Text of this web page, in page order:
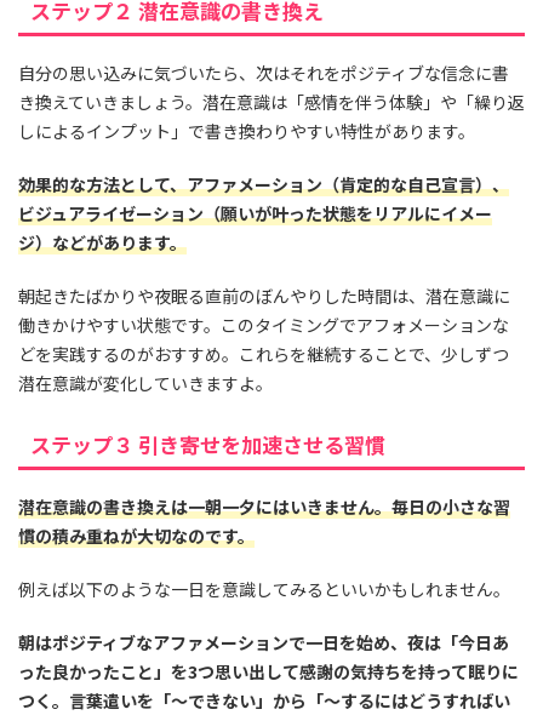
ステップ２ 潜在意識の書き換え
自分の思い込みに気づいたら、次はそれをポジティブな信念に書
き換えていきましょう。潜在意識は「感情を伴う体験」や「繰り返
しによるインプット」で書き換わりやすい特性があります。
効果的な方法として、アファメーション（肯定的な自己宣言）、
ビジュアライゼーション（願いが叶った状態をリアルにイメー
ジ）などがあります。
朝起きたばかりや夜眠る直前のぼんやりした時間は、潜在意識に
働きかけやすい状態です。このタイミングでアフォメーションな
どを実践するのがおすすめ。これらを継続することで、少しずつ
潜在意識が変化していきますよ。
ステップ３ 引き寄せを加速させる習慣
潜在意識の書き換えは一朝一夕にはいきません。毎日の小さな習
慣の積み重ねが大切なのです。
例えば以下のような一日を意識してみるといいかもしれません。
朝はポジティブなアファメーションで一日を始め、夜は「今日あ
った良かったこと」を3つ思い出して感謝の気持ちを持って眠りに
つく。言葉遣いを「〜できない」から「〜するにはどうすればい